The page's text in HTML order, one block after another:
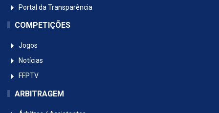
Portal da Transparência
COMPETIÇÕES
Jogos
Notícias
FFPTV
ARBITRAGEM